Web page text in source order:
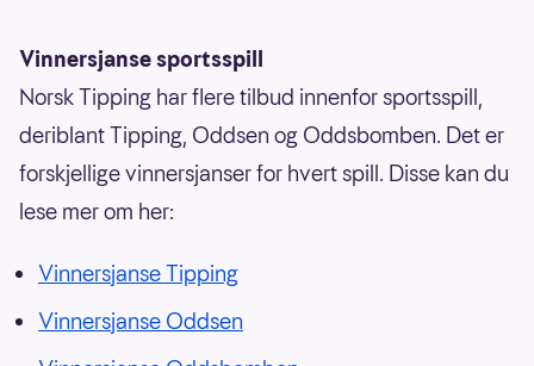
Vinnersjanse sportsspill
Norsk Tipping har flere tilbud innenfor sportsspill,
deriblant Tipping, Oddsen og Oddsbomben. Det er
forskjellige vinnersjanser for hvert spill. Disse kan du
lese mer om her:
Vinnersjanse Tipping
Vinnersjanse Oddsen